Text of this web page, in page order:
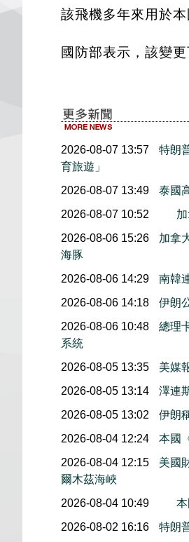
該飛機多年來用於
國防部表示，該變
2026-08-07 13:57
特朗
育旅遊」
2026-08-07 13:49
泰國
2026-08-07 10:52
2026-08-06 15:26
加拿
海豚
2026-08-06 14:29
南韓
2026-08-06 14:18
伊朗
2026-08-06 10:48
總理
系統
2026-08-05 13:35
美媒
2026-08-05 13:14
澤連
2026-08-05 13:02
伊朗
2026-08-04 12:24
本國
2026-08-04 12:15
美國
爾木茲海峽
2026-08-04 10:49
2026-08-02 16:16
特朗